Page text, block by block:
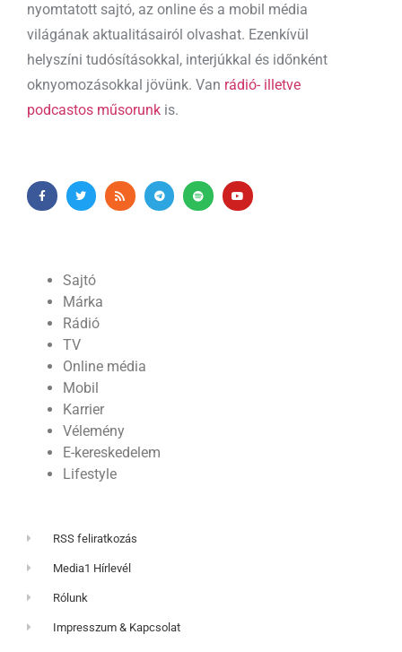
nyomtatott sajtó, az online és a mobil média
világának aktualitásairól olvashat. Ezenkívül
helyszíni tudósításokkal, interjúkkal és időnként
oknyomozásokkal jövünk. Van rádió- illetve
podcastos műsorunk is.
Sajtó
Márka
Rádió
TV
Online média
Mobil
Karrier
Vélemény
E-kereskedelem
Lifestyle
RSS feliratkozás
Media1 Hírlevél
Rólunk
Impresszum & Kapcsolat